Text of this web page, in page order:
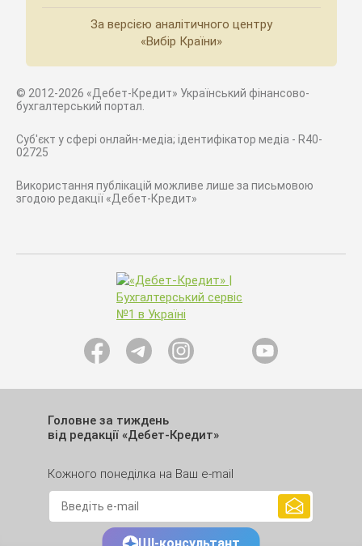
За версією аналітичного центру
«Вибір Країни»
© 2012-2026 «Дебет-Кредит» Український фінансово-
бухгалтерський портал.
Суб'єкт у сфері онлайн-медіа; ідентифікатор медіа - R40-
02725
Використання публікацій можливе лише за письмовою
згодою редакції «Дебет-Кредит»
Головне за тиждень
від редакції «Дебет-Кредит»
Кожного понеділка на Ваш e-mail